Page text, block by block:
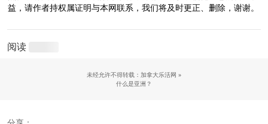
益，请作者持权属证明与本网联系，我们将及时更正、删除，谢谢。
阅读
未经允许不得转载：加拿大乐活网 »
什么是亚洲？